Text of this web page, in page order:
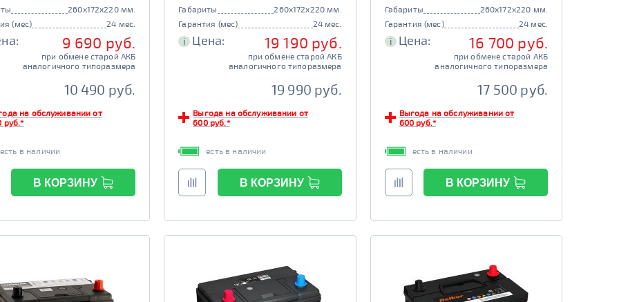
260x172x220 мм.
(мес)
24 мес.
9 690 руб.
при обмене старой АКБ
аналогичного типоразмера
10 490 руб.
на обслуживании от
руб.*
есть в наличии
В КОРЗИНУ
Габариты
260x172x220 мм.
Гарантия (мес)
24 мес.
i Цена: 19 190 руб.
при обмене старой АКБ
аналогичного типоразмера
19 990 руб.
Выгода на обслуживании от
600 руб.*
есть в наличии
В КОРЗИНУ
Габариты
260x172x220 мм.
Гарантия (мес)
24 мес.
i Цена: 16 700 руб.
при обмене старой АКБ
аналогичного типоразмера
17 500 руб.
Выгода на обслуживании от
600 руб.*
есть в наличии
В КОРЗИНУ